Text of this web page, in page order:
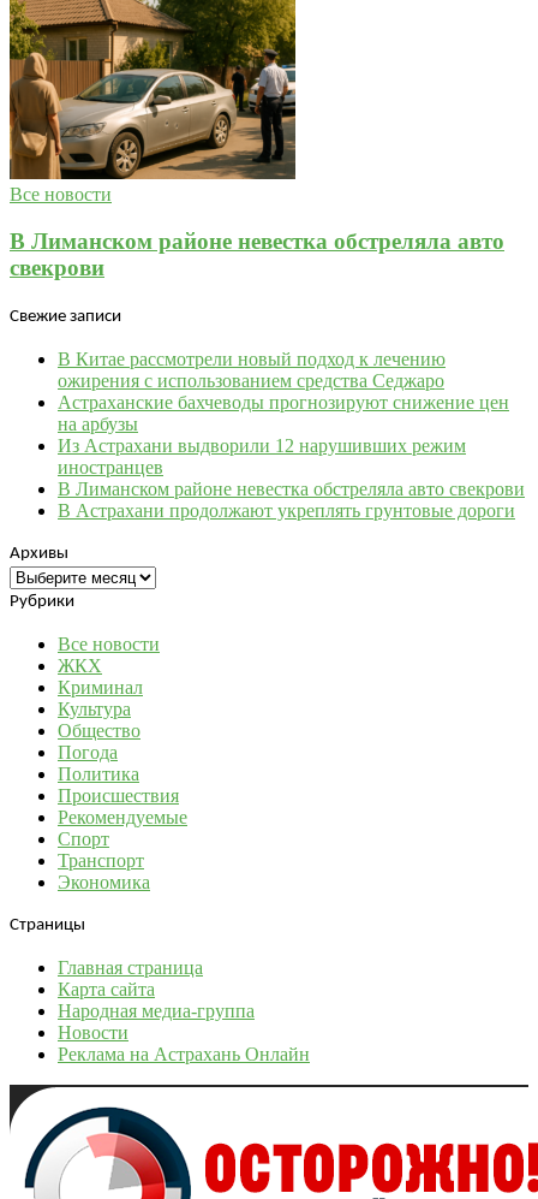
Все новости
В Лиманском районе невестка обстреляла авто
свекрови
Свежие записи
В Китае рассмотрели новый подход к лечению
ожирения с использованием средства Седжаро
Астраханские бахчеводы прогнозируют снижение цен
на арбузы
Из Астрахани выдворили 12 нарушивших режим
иностранцев
В Лиманском районе невестка обстреляла авто свекрови
В Астрахани продолжают укреплять грунтовые дороги
Архивы
Архивы
Рубрики
Все новости
ЖКХ
Криминал
Культура
Общество
Погода
Политика
Происшествия
Рекомендуемые
Спорт
Транспорт
Экономика
Страницы
Главная страница
Карта сайта
Народная медиа-группа
Новости
Реклама на Астрахань Онлайн